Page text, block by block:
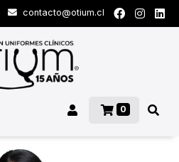
contacto@otium.cl
0